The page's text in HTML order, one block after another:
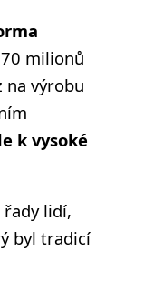
milionů
na výrobu
k vysoké
lidí,
byl tradicí